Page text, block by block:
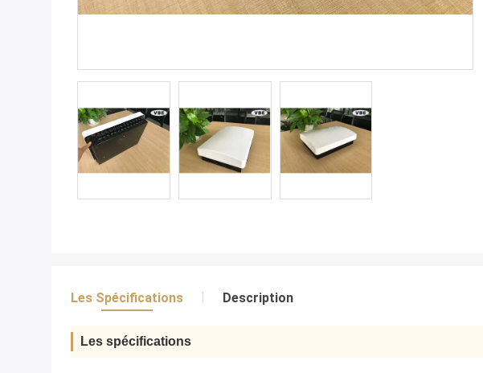
Les Spécifications Description
Les spécifications